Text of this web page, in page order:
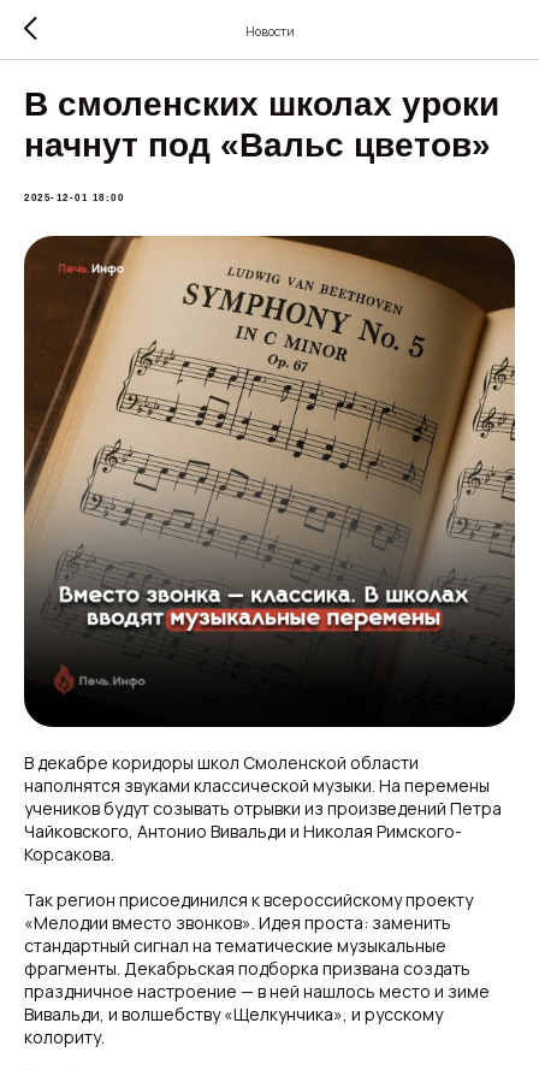
Новости
В смоленских школах уроки
начнут под «Вальс цветов»
2025-12-01 18:00
В декабре коридоры школ Смоленской области
наполнятся звуками классической музыки. На перемены
учеников будут созывать отрывки из произведений Петра
Чайковского, Антонио Вивальди и Николая Римского-
Корсакова.
Так регион присоединился к всероссийскому проекту
«Мелодии вместо звонков». Идея проста: заменить
стандартный сигнал на тематические музыкальные
фрагменты. Декабрьская подборка призвана создать
праздничное настроение — в ней нашлось место и зиме
Вивальди, и волшебству «Щелкунчика», и русскому
колориту.